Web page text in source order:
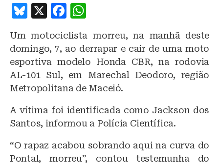
B
e
s
k
y
X
F
c
e
b
o
o
k
at
s
A
p
p
Um motociclista morreu, na manhã deste
domingo, 7, ao derrapar e cair de uma moto
esportiva modelo Honda CBR, na rodovia
AL-101 Sul, em Marechal Deodoro, região
Metropolitana de Maceió.
A vítima foi identificada como Jackson dos
Santos, informou a Polícia Científica.
“O rapaz acabou sobrando aqui na curva do
Pontal, morreu”, contou testemunha do